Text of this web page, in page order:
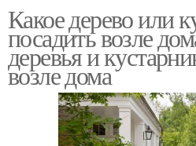
Какое дерево или
посадить возле
деревья и
возле дома